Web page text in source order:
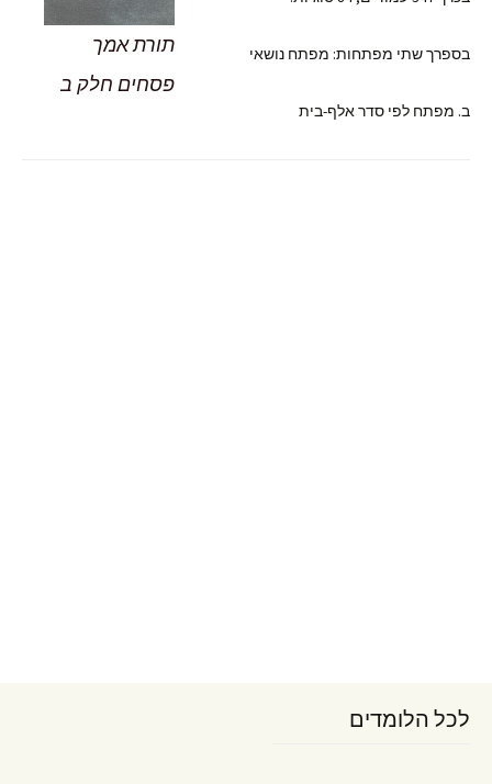
בספרך שתי מפתחות: מפתח נושאי
ב. מפתח לפי סדר אלף-בית
תורת אמך
פסחים חלק ב
לכל הלומדים